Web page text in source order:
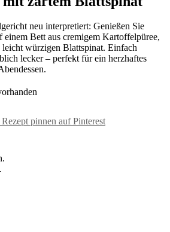
neu interpretiert: Genießen Sie
Bett aus cremigem Kartoffelpüree,
leicht würzigen Blattspinat. Einfach
lecker – perfekt für ein herzhaftes
Rezept pinnen auf Pinterest